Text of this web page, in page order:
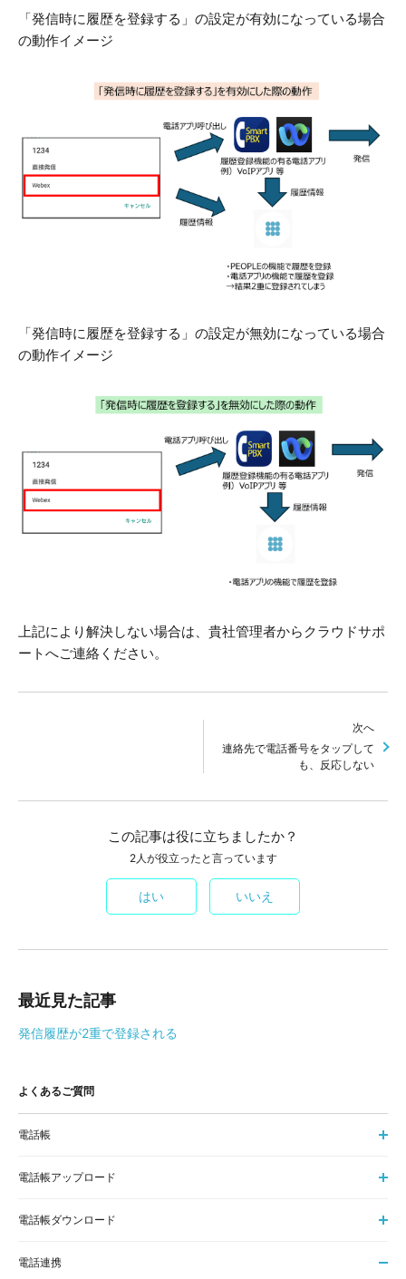
「発信時に履歴を登録する」の設定が有効になっている場合
の動作イメージ
「発信時に履歴を登録する」の設定が無効になっている場合
の動作イメージ
上記により解決しない場合は、貴社管理者からクラウドサポ
ートへご連絡ください。
次へ
連絡先で電話番号をタップして
も、反応しない
この記事は役に立ちましたか？
2人が役立ったと言っています
はい いいえ
最近見た記事
発信履歴が2重で登録される
よくあるご質問
電話帳
電話帳アップロード
電話帳ダウンロード
電話連携